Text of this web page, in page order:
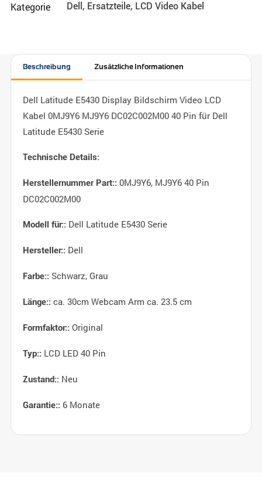
Kategorie Dell , Ersatzteile, LCD Video Kabel
Beschreibung Zusätzliche Informationen
Dell Latitude E5430 Display Bildschirm Video LCD
Kabel 0MJ9Y6 MJ9Y6 DC02C002M00 40 Pin für Dell
Latitude E5430 Serie
Technische Details:
Herstellernummer Part::0MJ9Y6, MJ9Y6 40 Pin
DC02C002M00
Modell für::Dell Latitude E5430 Serie
Hersteller::Dell
Farbe::Schwarz, Grau
Länge::ca. 30cm Webcam Arm ca. 23.5 cm
Formfaktor::Original
Typ::LCD LED 40 Pin
Zustand::Neu
Garantie::6 Monate